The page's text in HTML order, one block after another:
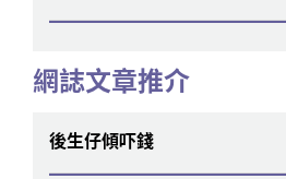
網誌文章推介
後生仔傾吓錢